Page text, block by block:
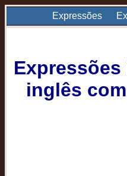
Expressões
inglês